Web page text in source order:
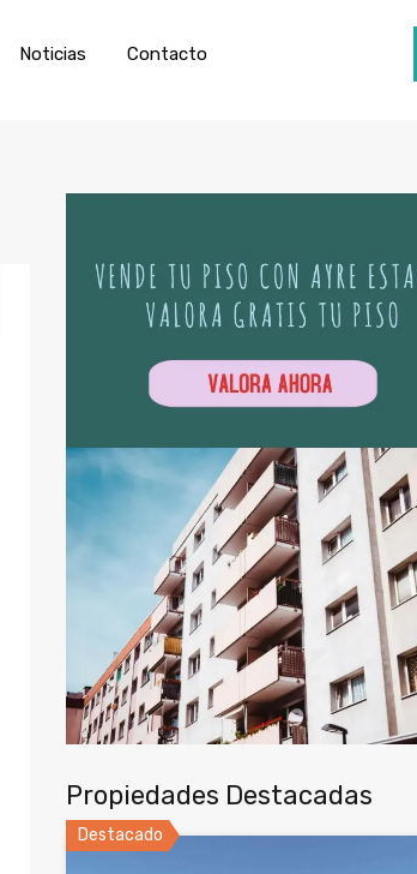
Servicios Invertir
Noticias Contacto
Propiedades Destacadas
Destacado